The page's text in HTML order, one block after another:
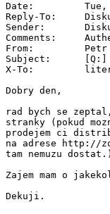
Date:         Tue, 5
Reply-To:
Sender:
Comments:
From:         Petr
Subject:      [Q:]
X-To:
Dobry den,
rad bych se
stranky (pokud
prodejem ci
na adrese http://
tam nemuzu dostat.)
Zajem mam o
Dekuji.